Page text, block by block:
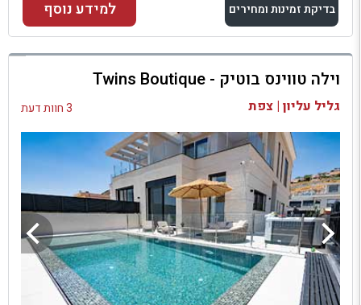
בדיקת זמינות ומחירים
למתחם זה
בדיקת זמינות ומחירים
למידע נוסף
וילה טווינס בוטיק - Twins Boutique
גליל עליון | צפת 3 חוות דעת